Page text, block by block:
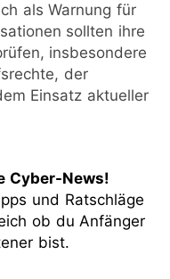
als Warnung für
sollten ihre
insbesondere
der
Einsatz aktueller
Cyber-News!
und Ratschläge
ob du Anfänger
bist.